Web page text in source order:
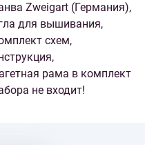
Zweigart (Германия),
для вышивания,
схем,
рама в комплект
не входит!